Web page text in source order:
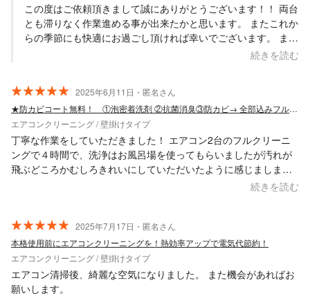
この度はご依頼頂きまして誠にありがとうございます！！ 両台
とも滞りなく作業進める事が出来たかと思います。 またこれか
らの季節にも快適にお過ごし頂ければ幸いでございます。 また
タイミングを見てご依頼頂ければと思います。 諸々お時間等調
Saskene 齋藤一貴
続きを読む
2025年6月11日・匿名さん
★防カビコート無料！ ①泡密着洗剤 ②抗菌消臭③防カビ→ 全部込みフルサービス！
エアコンクリーニング / 壁掛けタイプ
丁寧な作業をしていただきました！ エアコン2台のフルクリーニ
ングで４時間で、洗浄はお風呂場を使ってもらいましたが汚れが
飛ぶどころかむしろきれいにしていただいたように感じましま
す。 確実にきれいなエアコンで気持ちよく夏を迎えられます。あ
続きを読む
2025年7月17日・匿名さん
本格使用前にエアコンクリーニングを！熱効率アップで電気代節約！
エアコンクリーニング / 壁掛けタイプ
エアコン清掃後、綺麗な空気になりました。 また機会があればお
願いします。